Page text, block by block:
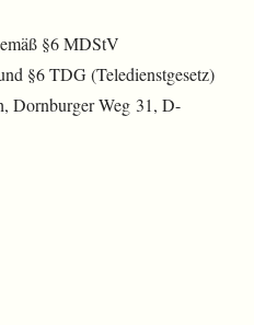
§6 MDStV
§6 TDG (Teledienstgesetz)
Dornburger Weg 31, D-